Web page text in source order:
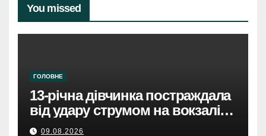
You missed
ГОЛОВНЕ
13-річна дівчинка постраждала
від удару струмом на вокзалі в
Броварах.
09.08.2026